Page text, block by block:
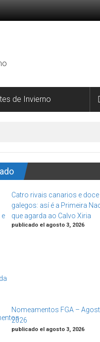
de Invierno
Catro rivais canarios e doce
galegos: así é a Primeira
que agarda ao Calvo Xiria
publicado el agosto 3, 2026
Nomeamentos FGA –
2026
publicado el agosto 3, 2026